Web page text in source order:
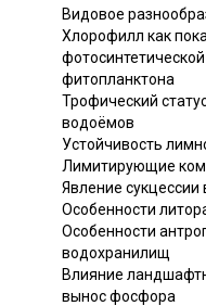
Видовое
Хлорофилл как
фитопланктона
Трофический
водоёмов
Устойчивость
Лимитирующие
Явление
Особенности
Особенности
водохранилищ
Влияние
вынос фосфора